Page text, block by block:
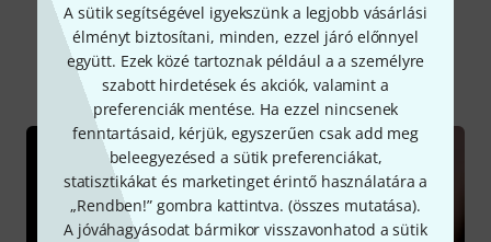
A sütik segítségével igyekszünk a legjobb vásárlási
élményt biztosítani, minden, ezzel járó előnnyel
együtt. Ezek közé tartoznak például a a személyre
szabott hirdetések és akciók, valamint a
preferenciák mentése. Ha ezzel nincsenek
fenntartásaid, kérjük, egyszerűen csak add meg
beleegyezésed a sütik preferenciákat,
statisztikákat és marketinget érintő használatára a
„Rendben!” gombra kattintva. (összes mutatása).
A jóváhagyásodat bármikor visszavonhatod a sütik
Tudtad?
Mind Kalauz